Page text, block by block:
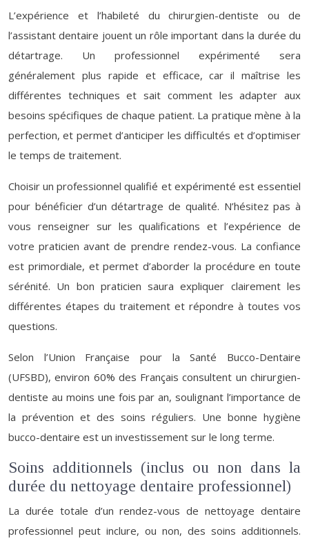
L’expérience et l’habileté du chirurgien-dentiste ou de
l’assistant dentaire jouent un rôle important dans la durée du
détartrage. Un professionnel expérimenté sera
généralement plus rapide et efficace, car il maîtrise les
différentes techniques et sait comment les adapter aux
besoins spécifiques de chaque patient. La pratique mène à la
perfection, et permet d’anticiper les difficultés et d’optimiser
le temps de traitement.
Choisir un professionnel qualifié et expérimenté est essentiel
pour bénéficier d’un détartrage de qualité. N’hésitez pas à
vous renseigner sur les qualifications et l’expérience de
votre praticien avant de prendre rendez-vous. La confiance
est primordiale, et permet d’aborder la procédure en toute
sérénité. Un bon praticien saura expliquer clairement les
différentes étapes du traitement et répondre à toutes vos
questions.
Selon l’Union Française pour la Santé Bucco-Dentaire
(UFSBD), environ 60% des Français consultent un chirurgien-
dentiste au moins une fois par an, soulignant l’importance de
la prévention et des soins réguliers. Une bonne hygiène
bucco-dentaire est un investissement sur le long terme.
Soins additionnels (inclus ou non dans la
durée du nettoyage dentaire professionnel)
La durée totale d’un rendez-vous de nettoyage dentaire
professionnel peut inclure, ou non, des soins additionnels.